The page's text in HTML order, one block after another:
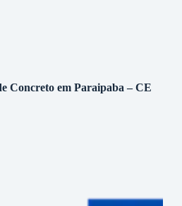
Concreto em Paraipaba – CE